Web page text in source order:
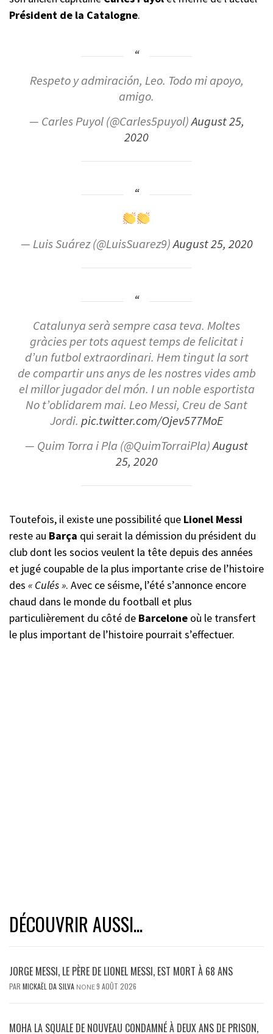
Président de la Catalogne.
Respeto y admiración, Leo. Todo mi apoyo,
amigo.
— Carles Puyol (@Carles5puyol)August 25,
2020
— Luis Suárez (@LuisSuarez9)August 25, 2020
Catalunya serà sempre casa teva. Moltes
gràcies per tots aquest temps de felicitat i
d’un futbol extraordinari. Hem tingut la sort
de compartir uns anys de les nostres vides amb
el millor jugador del món. I un noble esportista
No t’oblidarem mai. Leo Messi, Creu de Sant
Jordi. pic.twitter.com/Ojev577MoE
— Quim Torra i Pla (@QuimTorraiPla)August
25, 2020
Toutefois, il existe une possibilité que Lionel Messi
reste au Barça qui serait la démission du président du
club dont les socios veulent la tête depuis des années
et jugé coupable de la plus importante crise de l’histoire
des « Culés ». Avec ce séisme, l’été s’annonce encore
chaud dans le monde du football et plus
particulièrement du côté de Barcelone où le transfert
le plus important de l’histoire pourrait s’effectuer.
DÉCOUVRIR AUSSI...
JORGE MESSI, LE PÈRE DE LIONEL MESSI, EST MORT À 68 ANS
PAR MICKAËL DA SILVA NONE9 AOÛT 2026
MOHA LA SQUALE DE NOUVEAU CONDAMNÉ À DEUX ANS DE PRISON,